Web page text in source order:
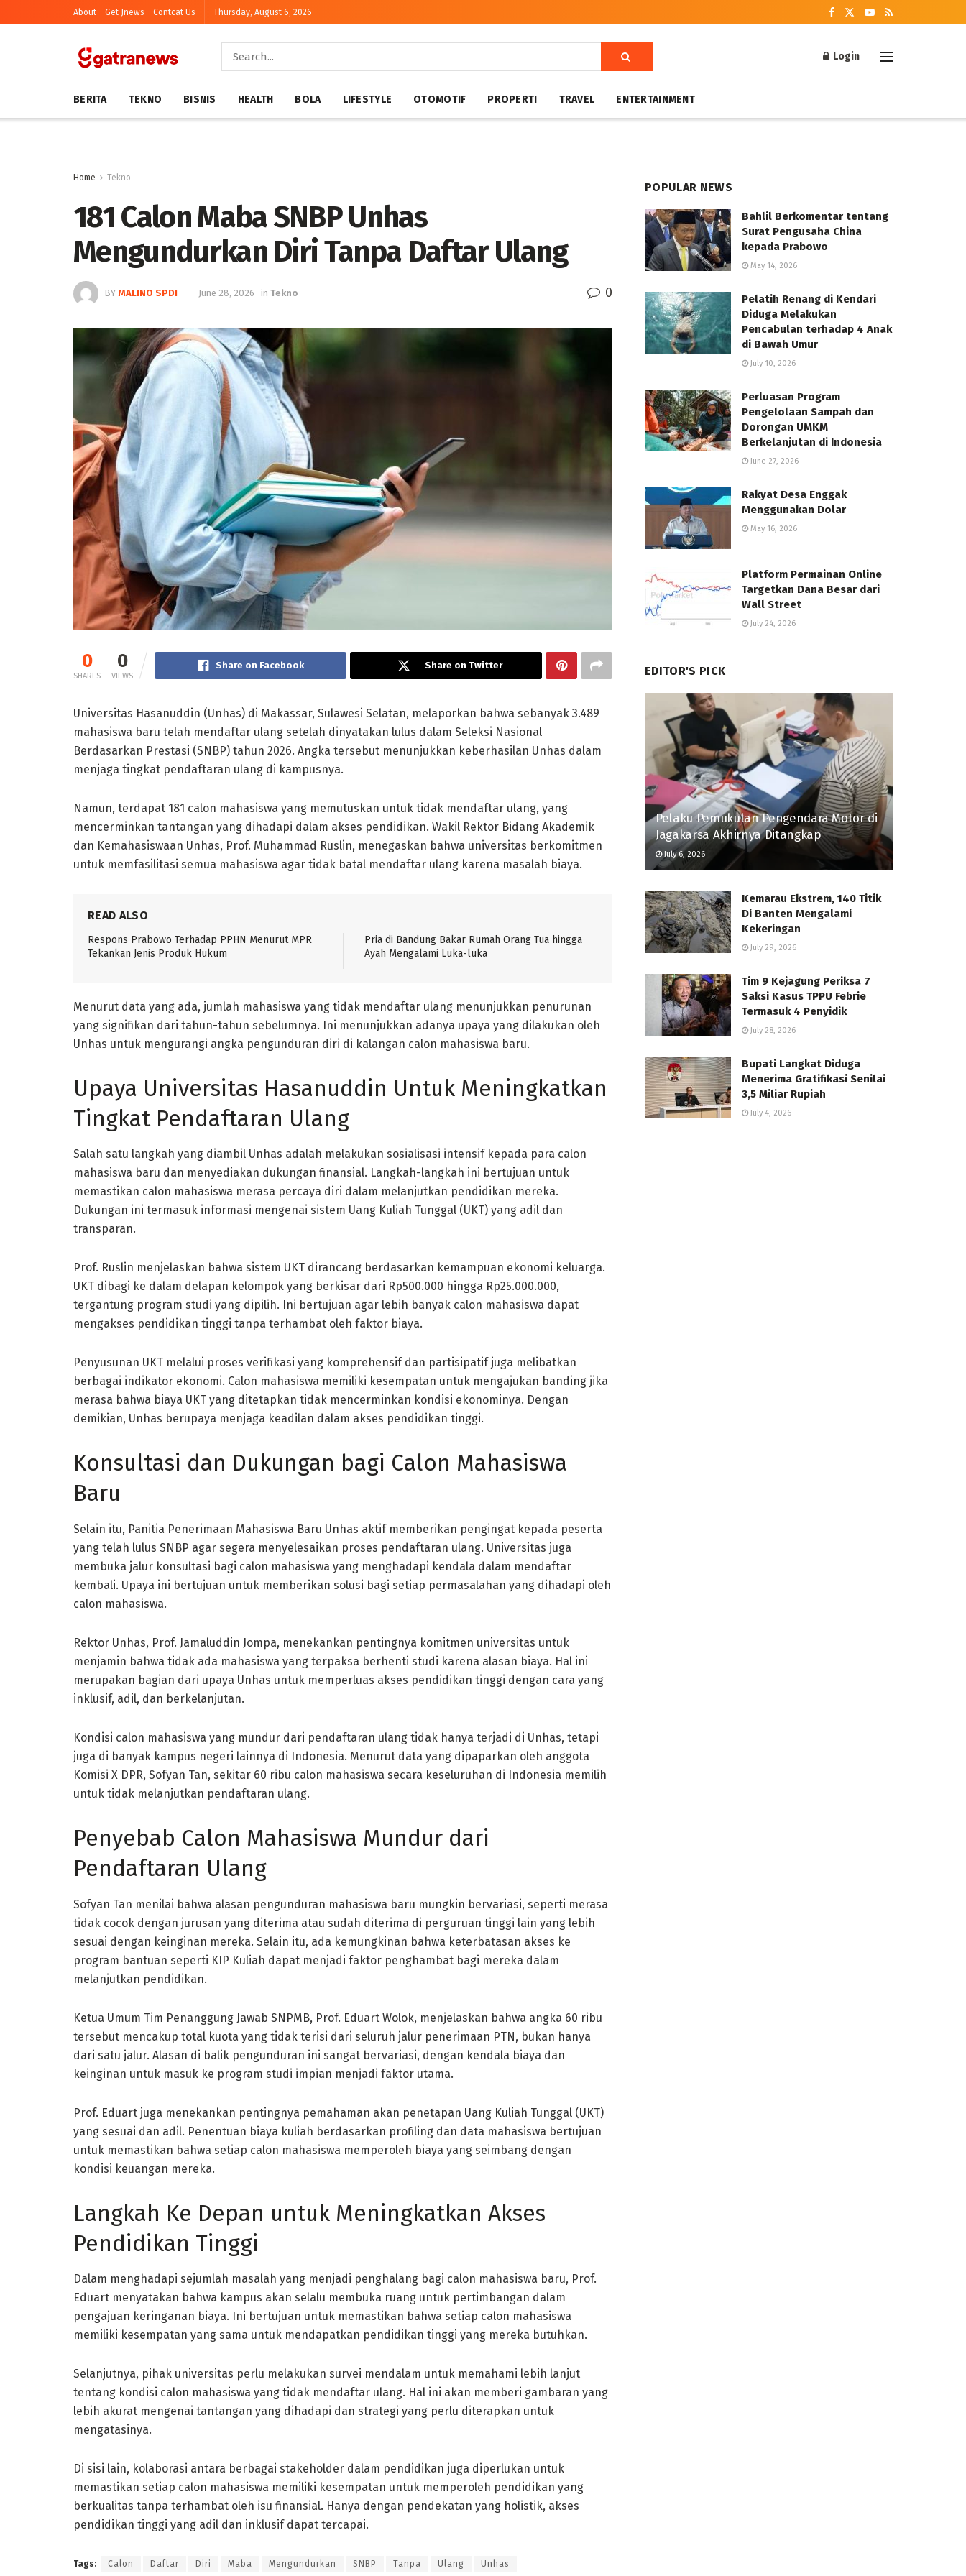
About Get Jnews Contcat Us Thursday, August 6, 2026
Login
BERITA TEKNO BISNIS HEALTH BOLA LIFESTYLE OTOMOTIF PROPERTI TRAVEL ENTERTAINMENT
Home Tekno
181 Calon Maba SNBP Unhas
Mengundurkan Diri Tanpa Daftar Ulang
BY MALINO SPDI June 28, 2026 in Tekno 0
0
SHARES
0
VIEWS
Share on Facebook Share on Twitter
Universitas Hasanuddin (Unhas) di Makassar, Sulawesi Selatan, melaporkan bahwa sebanyak 3.489
mahasiswa baru telah mendaftar ulang setelah dinyatakan lulus dalam Seleksi Nasional
Berdasarkan Prestasi (SNBP) tahun 2026. Angka tersebut menunjukkan keberhasilan Unhas dalam
menjaga tingkat pendaftaran ulang di kampusnya.
Namun, terdapat 181 calon mahasiswa yang memutuskan untuk tidak mendaftar ulang, yang
mencerminkan tantangan yang dihadapi dalam akses pendidikan. Wakil Rektor Bidang Akademik
dan Kemahasiswaan Unhas, Prof. Muhammad Ruslin, menegaskan bahwa universitas berkomitmen
untuk memfasilitasi semua mahasiswa agar tidak batal mendaftar ulang karena masalah biaya.
READ ALSO
Respons Prabowo Terhadap PPHN Menurut MPR
Tekankan Jenis Produk Hukum
Pria di Bandung Bakar Rumah Orang Tua hingga
Ayah Mengalami Luka-luka
Menurut data yang ada, jumlah mahasiswa yang tidak mendaftar ulang menunjukkan penurunan
yang signifikan dari tahun-tahun sebelumnya. Ini menunjukkan adanya upaya yang dilakukan oleh
Unhas untuk mengurangi angka pengunduran diri di kalangan calon mahasiswa baru.
Upaya Universitas Hasanuddin Untuk Meningkatkan
Tingkat Pendaftaran Ulang
Salah satu langkah yang diambil Unhas adalah melakukan sosialisasi intensif kepada para calon
mahasiswa baru dan menyediakan dukungan finansial. Langkah-langkah ini bertujuan untuk
memastikan calon mahasiswa merasa percaya diri dalam melanjutkan pendidikan mereka.
Dukungan ini termasuk informasi mengenai sistem Uang Kuliah Tunggal (UKT) yang adil dan
transparan.
Prof. Ruslin menjelaskan bahwa sistem UKT dirancang berdasarkan kemampuan ekonomi keluarga.
UKT dibagi ke dalam delapan kelompok yang berkisar dari Rp500.000 hingga Rp25.000.000,
tergantung program studi yang dipilih. Ini bertujuan agar lebih banyak calon mahasiswa dapat
mengakses pendidikan tinggi tanpa terhambat oleh faktor biaya.
Penyusunan UKT melalui proses verifikasi yang komprehensif dan partisipatif juga melibatkan
berbagai indikator ekonomi. Calon mahasiswa memiliki kesempatan untuk mengajukan banding jika
merasa bahwa biaya UKT yang ditetapkan tidak mencerminkan kondisi ekonominya. Dengan
demikian, Unhas berupaya menjaga keadilan dalam akses pendidikan tinggi.
Konsultasi dan Dukungan bagi Calon Mahasiswa
Baru
Selain itu, Panitia Penerimaan Mahasiswa Baru Unhas aktif memberikan pengingat kepada peserta
yang telah lulus SNBP agar segera menyelesaikan proses pendaftaran ulang. Universitas juga
membuka jalur konsultasi bagi calon mahasiswa yang menghadapi kendala dalam mendaftar
kembali. Upaya ini bertujuan untuk memberikan solusi bagi setiap permasalahan yang dihadapi oleh
calon mahasiswa.
Rektor Unhas, Prof. Jamaluddin Jompa, menekankan pentingnya komitmen universitas untuk
menjamin bahwa tidak ada mahasiswa yang terpaksa berhenti studi karena alasan biaya. Hal ini
merupakan bagian dari upaya Unhas untuk memperluas akses pendidikan tinggi dengan cara yang
inklusif, adil, dan berkelanjutan.
Kondisi calon mahasiswa yang mundur dari pendaftaran ulang tidak hanya terjadi di Unhas, tetapi
juga di banyak kampus negeri lainnya di Indonesia. Menurut data yang dipaparkan oleh anggota
Komisi X DPR, Sofyan Tan, sekitar 60 ribu calon mahasiswa secara keseluruhan di Indonesia memilih
untuk tidak melanjutkan pendaftaran ulang.
Penyebab Calon Mahasiswa Mundur dari
Pendaftaran Ulang
Sofyan Tan menilai bahwa alasan pengunduran mahasiswa baru mungkin bervariasi, seperti merasa
tidak cocok dengan jurusan yang diterima atau sudah diterima di perguruan tinggi lain yang lebih
sesuai dengan keinginan mereka. Selain itu, ada kemungkinan bahwa keterbatasan akses ke
program bantuan seperti KIP Kuliah dapat menjadi faktor penghambat bagi mereka dalam
melanjutkan pendidikan.
Ketua Umum Tim Penanggung Jawab SNPMB, Prof. Eduart Wolok, menjelaskan bahwa angka 60 ribu
tersebut mencakup total kuota yang tidak terisi dari seluruh jalur penerimaan PTN, bukan hanya
dari satu jalur. Alasan di balik pengunduran ini sangat bervariasi, dengan kendala biaya dan
keinginan untuk masuk ke program studi impian menjadi faktor utama.
Prof. Eduart juga menekankan pentingnya pemahaman akan penetapan Uang Kuliah Tunggal (UKT)
yang sesuai dan adil. Penentuan biaya kuliah berdasarkan profiling dan data mahasiswa bertujuan
untuk memastikan bahwa setiap calon mahasiswa memperoleh biaya yang seimbang dengan
kondisi keuangan mereka.
Langkah Ke Depan untuk Meningkatkan Akses
Pendidikan Tinggi
Dalam menghadapi sejumlah masalah yang menjadi penghalang bagi calon mahasiswa baru, Prof.
Eduart menyatakan bahwa kampus akan selalu membuka ruang untuk pertimbangan dalam
pengajuan keringanan biaya. Ini bertujuan untuk memastikan bahwa setiap calon mahasiswa
memiliki kesempatan yang sama untuk mendapatkan pendidikan tinggi yang mereka butuhkan.
Selanjutnya, pihak universitas perlu melakukan survei mendalam untuk memahami lebih lanjut
tentang kondisi calon mahasiswa yang tidak mendaftar ulang. Hal ini akan memberi gambaran yang
lebih akurat mengenai tantangan yang dihadapi dan strategi yang perlu diterapkan untuk
mengatasinya.
Di sisi lain, kolaborasi antara berbagai stakeholder dalam pendidikan juga diperlukan untuk
memastikan setiap calon mahasiswa memiliki kesempatan untuk memperoleh pendidikan yang
berkualitas tanpa terhambat oleh isu finansial. Hanya dengan pendekatan yang holistik, akses
pendidikan tinggi yang adil dan inklusif dapat tercapai.
Tags: Calon Daftar Diri Maba Mengundurkan SNBP Tanpa Ulang Unhas
POPULAR NEWS
Bahlil Berkomentar tentang
Surat Pengusaha China
kepada Prabowo
May 14, 2026
Pelatih Renang di Kendari
Diduga Melakukan
Pencabulan terhadap 4 Anak
di Bawah Umur
July 10, 2026
Perluasan Program
Pengelolaan Sampah dan
Dorongan UMKM
Berkelanjutan di Indonesia
June 27, 2026
Rakyat Desa Enggak
Menggunakan Dolar
May 16, 2026
Platform Permainan Online
Targetkan Dana Besar dari
Wall Street
July 24, 2026
EDITOR'S PICK
Pelaku Pemukulan Pengendara Motor di
Jagakarsa Akhirnya Ditangkap
July 6, 2026
Kemarau Ekstrem, 140 Titik
Di Banten Mengalami
Kekeringan
July 29, 2026
Tim 9 Kejagung Periksa 7
Saksi Kasus TPPU Febrie
Termasuk 4 Penyidik
July 28, 2026
Bupati Langkat Diduga
Menerima Gratifikasi Senilai
3,5 Miliar Rupiah
July 4, 2026